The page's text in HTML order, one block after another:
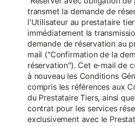
transmet la demande de
l'Utilisateur au prestataire
immédiatement la
demande de réservation au
mail ("Confirmation de la
réservation"). Cet e-mail de
à nouveau les Conditions
compris les références aux
du Prestataire Tiers, ainsi
contrat pour les services
exclusivement avec le